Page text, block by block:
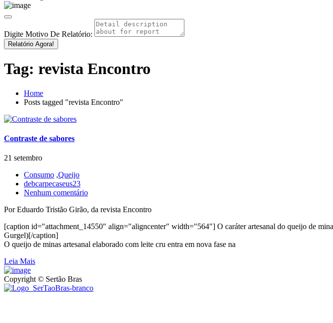
Digite Motivo De Relatório:
Relatório Agora!
Tag: revista Encontro
Home
Posts tagged "revista Encontro"
Contraste de sabores
21 setembro
Consumo ,Queijo
debcarpecaseus23
Nenhum comentário
Por Eduardo Tristão Girão, da revista Encontro
[caption id="attachment_14550" align="aligncenter" width="564"] O caráter artesanal do queijo de
Gurgel)[/caption]
O queijo de minas artesanal elaborado com leite cru entra em nova fase na
Leia Mais
Copyright © Sertão Bras